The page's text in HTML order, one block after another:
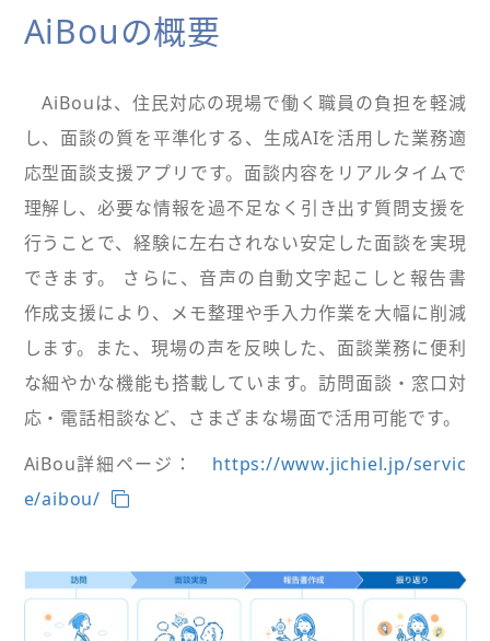
AiBouの概要
AiBouは、住民対応の現場で働く職員の負担を軽減
し、面談の質を平準化する、生成AIを活用した業務適
応型面談支援アプリです。面談内容をリアルタイムで
理解し、必要な情報を過不足なく引き出す質問支援を
行うことで、経験に左右されない安定した面談を実現
できます。 さらに、音声の自動文字起こしと報告書
作成支援により、メモ整理や手入力作業を大幅に削減
します。また、現場の声を反映した、面談業務に便利
な細やかな機能も搭載しています。訪問面談・窓口対
応・電話相談など、さまざまな場面で活用可能です。
AiBou詳細ページ： https://www.jichiel.jp/servic
e/aibou/